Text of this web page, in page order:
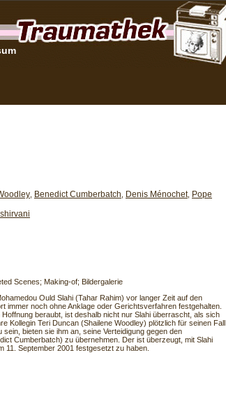
Benedict Cumberbatch Denis Ménochet, Pope
Scenes; Making-of; Bildergalerie
Ould Slahi (Tahar Rahim) vor langer Zeit auf den
immer noch ohne Anklage oder Gerichtsverfahren festgehalten.
beraubt, ist deshalb nicht nur Slahi überrascht, als sich
Kollegin Teri Duncan (Shailene Woodley) plötzlich für seinen Fall
bieten sie ihm an, seine Verteidigung gegen den
Cumberbatch) zu übernehmen. Der ist überzeugt, mit Slahi
11. September 2001 festgesetzt zu haben.